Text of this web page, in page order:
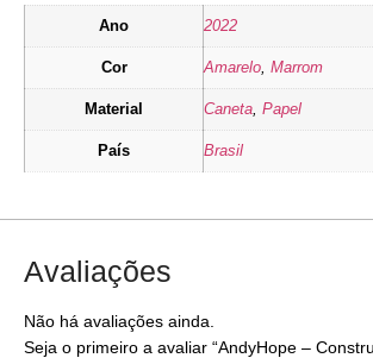
Ano 2022
Cor Amarelo Marrom
Material Caneta Papel
País Brasil
Avaliações
Não há avaliações ainda.
Seja o primeiro a avaliar “AndyHope –